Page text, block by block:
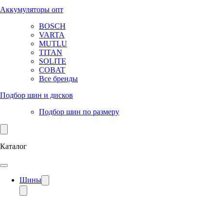
Аккумуляторы опт
BOSCH
VARTA
MUTLU
TITAN
SOLITE
COBAT
Все бренды
Подбор шин и дисков
Подбор шин по размеру
Каталог
Шины